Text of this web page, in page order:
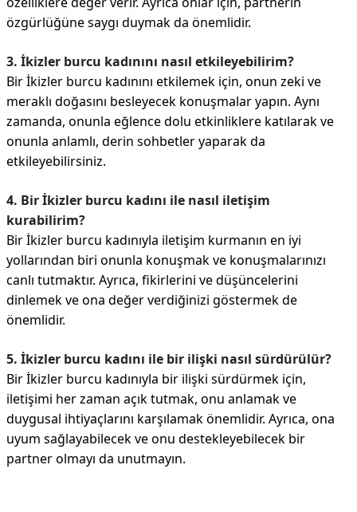
özgürlüğüne saygı duymak da önemlidir.
3. İkizler burcu kadınını nasıl etkileyebilirim?
Bir İkizler burcu kadınını etkilemek için, onun zeki ve
meraklı doğasını besleyecek konuşmalar yapın. Aynı
zamanda, onunla eğlence dolu etkinliklere katılarak ve
onunla anlamlı, derin sohbetler yaparak da
etkileyebilirsiniz.
4. Bir İkizler burcu kadını ile nasıl iletişim
kurabilirim?
Bir İkizler burcu kadınıyla iletişim kurmanın en iyi
yollarından biri onunla konuşmak ve konuşmalarınızı
canlı tutmaktır. Ayrıca, fikirlerini ve düşüncelerini
dinlemek ve ona değer verdiğinizi göstermek de
önemlidir.
5. İkizler burcu kadını ile bir ilişki nasıl sürdürülür?
Bir İkizler burcu kadınıyla bir ilişki sürdürmek için,
iletişimi her zaman açık tutmak, onu anlamak ve
duygusal ihtiyaçlarını karşılamak önemlidir. Ayrıca, ona
uyum sağlayabilecek ve onu destekleyebilecek bir
partner olmayı da unutmayın.